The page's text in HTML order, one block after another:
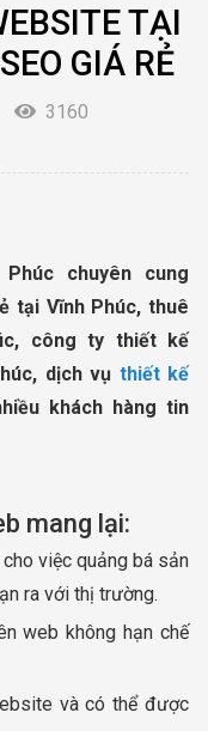
TẠI
GIÁ RẺ
3160
chuyên cung
tại Vĩnh Phúc, thuê
công ty thiết kế
dịch vụ thiết kế
khách hàng tin
mang lại:
việc quảng bá sản
ra với thị trường.
web không hạn chế
và có thể được